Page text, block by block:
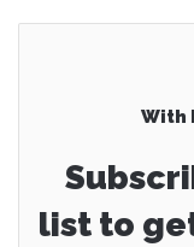
With
list to